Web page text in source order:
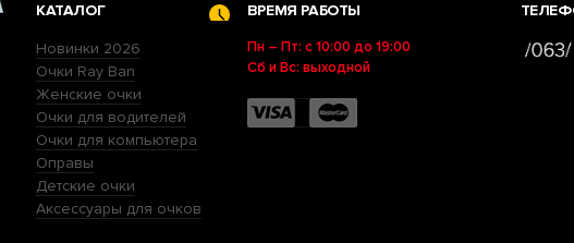
КАТАЛОГ
Новинки 2026
Очки Ray Ban
Женские очки
Очки для водителей
Очки для компьютера
Оправы
Детские очки
Аксессуары для очков
ВРЕМЯ РАБОТЫ
Пн – Пт: с 10:00 до 19:00
Сб и Вс: выходной